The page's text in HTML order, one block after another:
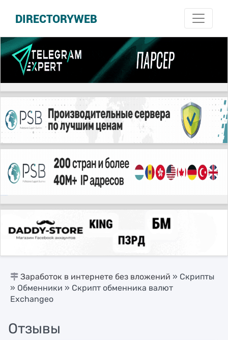
DIRECTORYWEB
Заработок в интернете без вложений » Скрипты
» Обменники » Скрипт обменника валют
Exchangeo
Отзывы